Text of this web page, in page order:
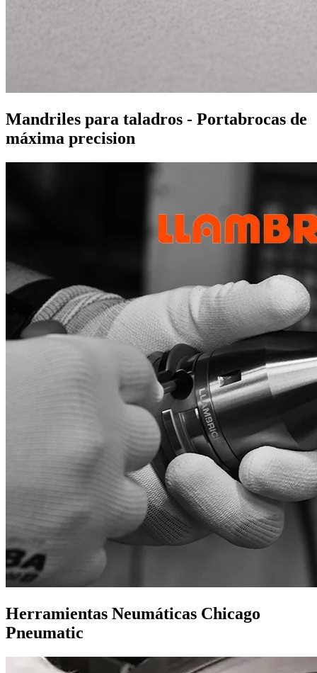
Mandriles para taladros - Portabrocas de
máxima precision
Herramientas Neumáticas Chicago
Pneumatic